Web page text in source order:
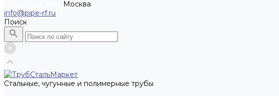
Москва
info@pipe-rf.ru
Поиск
Стальные, чугунные и полимерные трубы